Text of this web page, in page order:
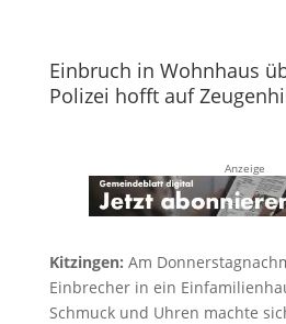
Einbruch in Wohnhaus
Polizei hofft auf
Anzeige
Kitzingen: Am
Einbrecher in ein
Schmuck und Uhren machte